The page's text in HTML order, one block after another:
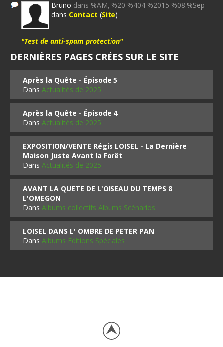
Bruno dans %AM, %20 %404 %2015 %08:%Sep
dans Contact (Site)
"Test de anti-spam protection"
DERNIÈRES PAGES CRÉES SUR LE SITE
Après la Quête - Épisode 5
DansActualités de 2025
Après la Quête - Épisode 4
DansActualités de 2025
EXPOSITION/VENTE Régis LOISEL - La Dernière
Maison Juste Avant la Forêt
DansActualités de 2025
AVANT LA QUETE DE L'OISEAU DU TEMPS 8
L'OMEGON
DansAlbums collectifs Albums Scénarios
LOISEL DANS L' OMBRE DE PETER PAN
DansAlbums Editions Spéciales